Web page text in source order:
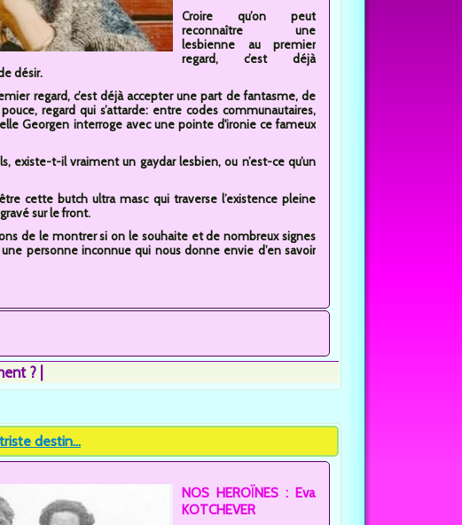
Croire qu’on peut
reconnaître une
lesbienne au premier
regard, c’est déjà
désir.
regard, c’est déjà accepter une part de fantasme, de
regard qui s’attarde: entre codes communautaires,
Georgen interroge avec une pointe d'ironie ce fameux
existe-t-il vraiment un gaydar lesbien, ou n’est-ce qu’un
cette butch ultra masc qui traverse l’existence pleine
sur le front.
de le montrer si on le souhaite et de nombreux signes
personne inconnue qui nous donne envie d’en savoir
?
destin...
NOS HEROÏNES : Eva
KOTCHEVER